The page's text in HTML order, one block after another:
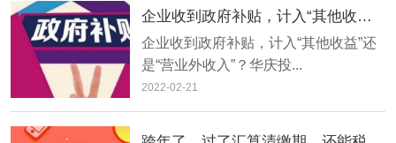
企业收到政府补贴，计入“其他收益”还是“营业外收入”？
​企业收到政府补贴，计入“其他收益”还
是“营业外收入”？华庆投...
2022-02-21